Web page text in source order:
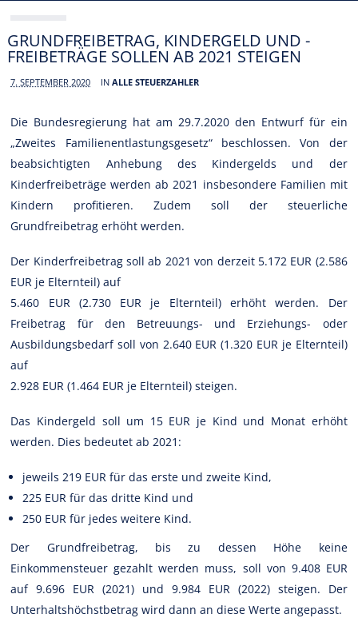
GRUNDFREIBETRAG, KINDERGELD UND -
FREIBETRÄGE SOLLEN AB 2021 STEIGEN
7. SEPTEMBER 2020 INALLE STEUERZAHLER
Die Bundesregierung hat am 29.7.2020 den Entwurf für ein
„Zweites Familienentlastungsgesetz“ beschlossen. Von der
beabsichtigten Anhebung des Kindergelds und der
Kinderfreibeträge werden ab 2021 insbesondere Familien mit
Kindern profitieren. Zudem soll der steuerliche
Grundfreibetrag erhöht werden.
Der Kinderfreibetrag soll ab 2021 von derzeit 5.172 EUR (2.586
EUR je Elternteil) auf
5.460 EUR (2.730 EUR je Elternteil) erhöht werden. Der
Freibetrag für den Betreuungs- und Erziehungs- oder
Ausbildungsbedarf soll von 2.640 EUR (1.320 EUR je Elternteil)
auf
2.928 EUR (1.464 EUR je Elternteil) steigen.
Das Kindergeld soll um 15 EUR je Kind und Monat erhöht
werden. Dies bedeutet ab 2021:
jeweils 219 EUR für das erste und zweite Kind,
225 EUR für das dritte Kind und
250 EUR für jedes weitere Kind.
Der Grundfreibetrag, bis zu dessen Höhe keine
Einkommensteuer gezahlt werden muss, soll von 9.408 EUR
auf 9.696 EUR (2021) und 9.984 EUR (2022) steigen. Der
Unterhaltshöchstbetrag wird dann an diese Werte angepasst.